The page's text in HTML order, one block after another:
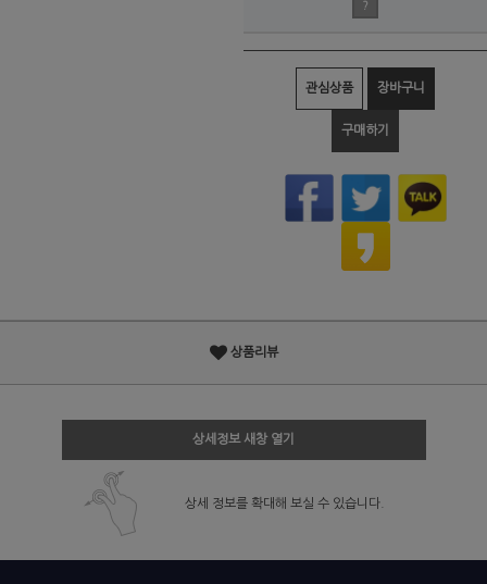
?
관심상품 장바구니
구매하기
상품리뷰
상세정보 새창 열기
상세 정보를 확대해 보실 수 있습니다.